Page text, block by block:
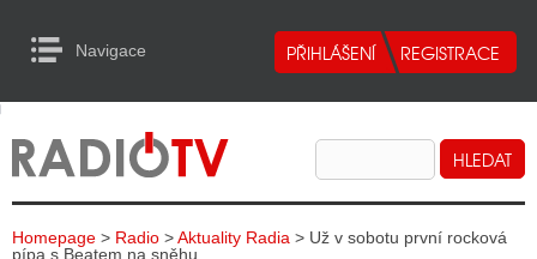
Navigace
RADIA
TELEVIZE
INTERNET
to Content
Homepage > Radio >Aktuality Radia > Už v sobotu první rocková
pípa s Beatem na sněhu